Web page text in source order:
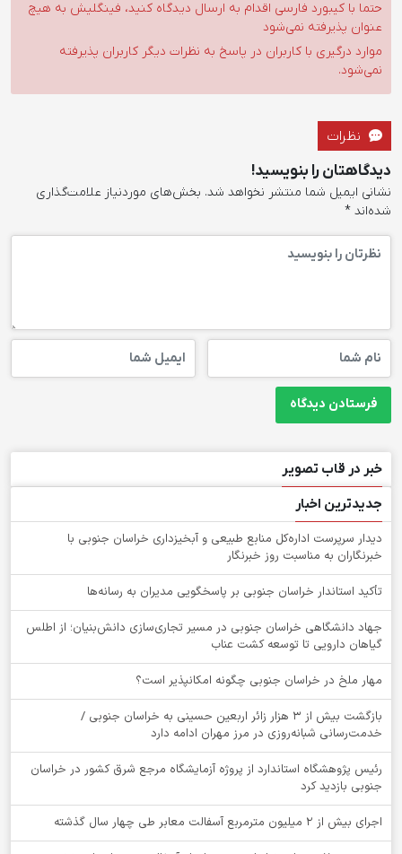
حتما با کیبورد فارسی اقدام به ارسال دیدگاه کنید، فینگلیش به هیچ
عنوان پذیرفته نمی‌شود
موارد درگیری با کاربران در پاسخ به نظرات دیگر کاربران پذیرفته
نمی‌شود.
نظرات
دیدگاهتان را بنویسید!
نشانی ایمیل شما منتشر نخواهد شد. بخش‌های موردنیاز علامت‌گذاری
شده‌اند
خبر در قاب تصویر
جدیدترین اخبار
دیدار سرپرست اداره‌کل منابع طبیعی و آبخیزداری خراسان جنوبی با
خبرنگاران به مناسبت روز خبرنگار
تأکید استاندار خراسان جنوبی بر پاسخگویی مدیران به رسانه‌ها
جهاد دانشگاهی خراسان جنوبی در مسیر تجاری‌سازی دانش‌بنیان؛ از اطلس
گیاهان دارویی تا توسعه کشت عناب
‌مهار ملخ در خراسان جنوبی چگونه امکانپذیر است؟
بازگشت بیش از ۳ هزار زائر اربعین حسینی به خراسان جنوبی /
خدمت‌رسانی شبانه‌روزی در مرز مهران ادامه دارد
رئیس پژوهشگاه استاندارد از پروژه آزمایشگاه مرجع شرق کشور در خراسان
جنوبی بازدید کرد
اجرای بیش از ۲ میلیون مترمربع آسفالت معابر طی چهار سال گذشته